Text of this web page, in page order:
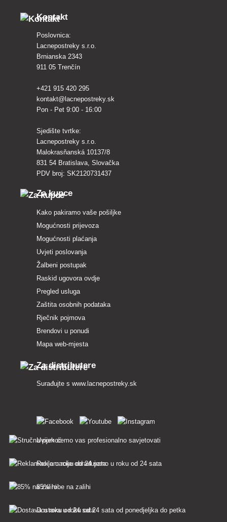
Kontakt
Poslovnica:
Lacnepostreky s.r.o.
Brnianska 2343
911 05 Trenčín
+421 915 420 295
kontakt@lacnepostreky.sk
Pon - Pet 9:00 - 16:00
Sjedište tvrtke:
Lacnepostreky s.r.o.
Malokrasňanská 10137/8
831 54 Bratislava, Slovačka
PDV broj: SK2120731437
Za kupce
Kako pakiramo vaše pošiljke
Mogućnosti prijevoza
Mogućnosti plaćanja
Uvjeti poslovanja
Žalbeni postupak
Raskid ugovora ovdje
Pregled usluga
Zaštita osobnih podataka
Rječnik pojmova
Brendovi u ponudi
Mapa web-mjesta
Za distributere
Surađujte s www.lacnepostreky.sk
Uvijek ćemo vas profesionalno savjetovati
Reklamacije obrađujemo u roku od 24 sata
85% robe na zalihi
Dostava u roku od 24 sata od ponedjeljka do petka